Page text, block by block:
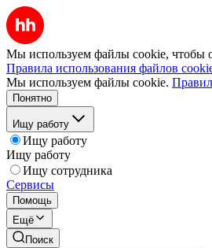
Мы используем файлы cookie, чтобы
Правила использования файлов
Мы используем файлы cookie.
Понятно
Ищу работу
Ищу работу
Ищу работу
Ищу сотрудника
Сервисы
Помощь
Ещё
Поиск